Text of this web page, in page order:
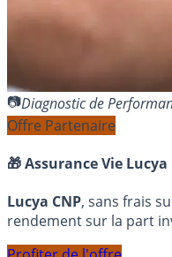
Diagnostic de
Offre Partenaire
🎁 Assurance Vie Lucya
Lucya CNP, sans frais
rendement sur la part